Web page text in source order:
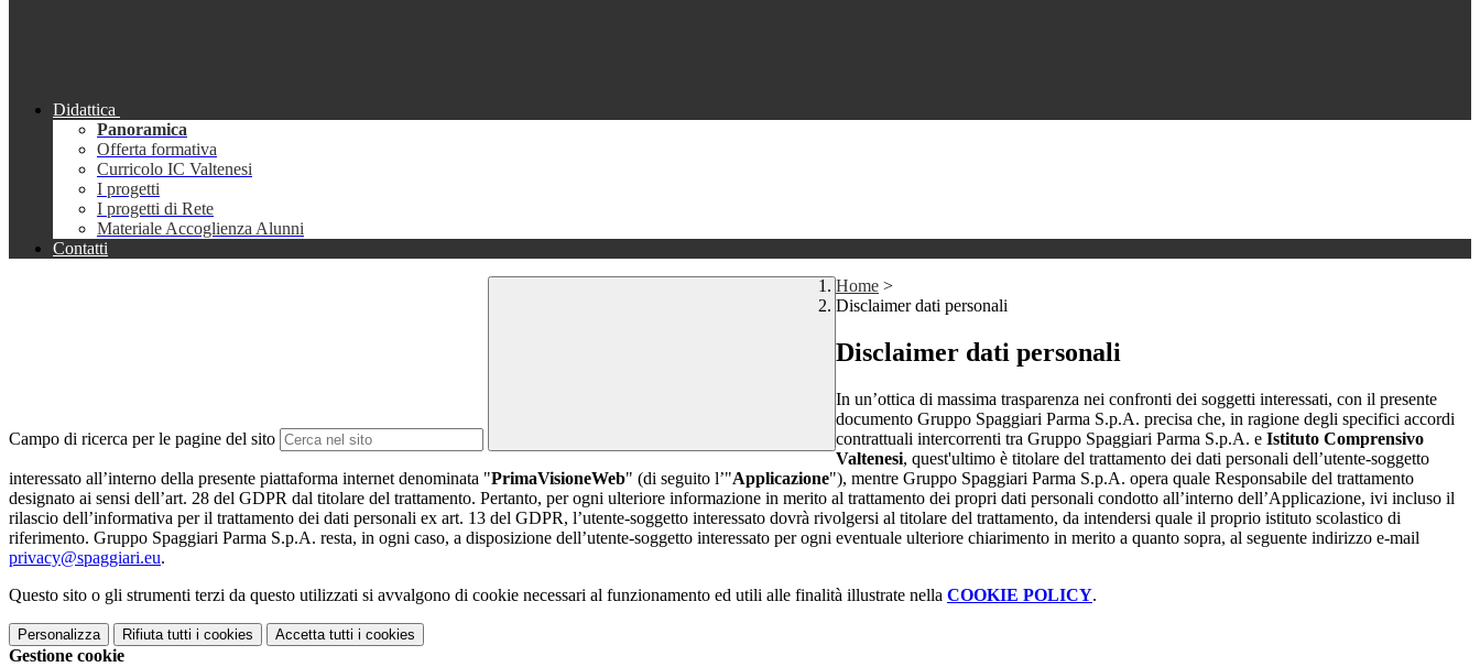
Didattica
Panoramica
Offerta formativa
Curricolo IC Valtenesi
I progetti
I progetti di Rete
Materiale Accoglienza Alunni
Contatti
Campo di ricerca per le pagine del sito
Home >
Disclaimer dati personali
Disclaimer dati personali
In un’ottica di massima trasparenza nei confronti dei soggetti interessati, con il presente
documento Gruppo Spaggiari Parma S.p.A. precisa che, in ragione degli specifici accordi
contrattuali intercorrenti tra Gruppo Spaggiari Parma S.p.A. e Istituto Comprensivo
Valtenesi, quest'ultimo è titolare del trattamento dei dati personali dell’utente-soggetto
interessato all’interno della presente piattaforma internet denominata "PrimaVisioneWeb" (di seguito l’"Applicazione"), mentre Gruppo Spaggiari Parma S.p.A. opera quale Responsabile del trattamento
designato ai sensi dell’art. 28 del GDPR dal titolare del trattamento. Pertanto, per ogni ulteriore informazione in merito al trattamento dei propri dati personali condotto all’interno dell’Applicazione, ivi incluso il
rilascio dell’informativa per il trattamento dei dati personali ex art. 13 del GDPR, l’utente-soggetto interessato dovrà rivolgersi al titolare del trattamento, da intendersi quale il proprio istituto scolastico di
riferimento. Gruppo Spaggiari Parma S.p.A. resta, in ogni caso, a disposizione dell’utente-soggetto interessato per ogni eventuale ulteriore chiarimento in merito a quanto sopra, al seguente indirizzo e-mail
privacy@spaggiari.eu.
Questo sito o gli strumenti terzi da questo utilizzati si avvalgono di cookie necessari al funzionamento ed utili alle finalità illustrate nella COOKIE POLICY.
Personalizza Rifiuta tutti i cookies Accetta tutti i cookies
Gestione cookie